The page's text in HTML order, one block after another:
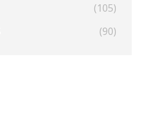
(105)
(90)